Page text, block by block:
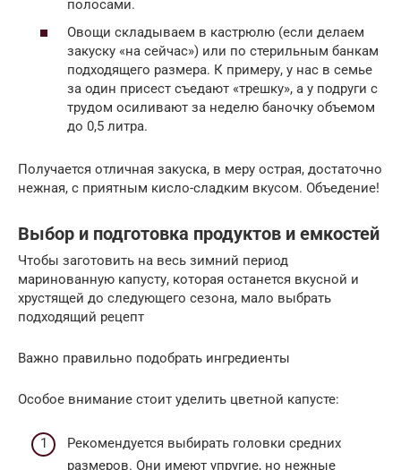
полосами.
Овощи складываем в кастрюлю (если делаем
закуску «на сейчас») или по стерильным банкам
подходящего размера. К примеру, у нас в семье
за один присест съедают «трешку», а у подруги с
трудом осиливают за неделю баночку объемом
до 0,5 литра.
Получается отличная закуска, в меру острая, достаточно
нежная, с приятным кисло-сладким вкусом. Объедение!
Выбор и подготовка продуктов и емкостей
Чтобы заготовить на весь зимний период
маринованную капусту, которая останется вкусной и
хрустящей до следующего сезона, мало выбрать
подходящий рецепт
Важно правильно подобрать ингредиенты
Особое внимание стоит уделить цветной капусте:
Рекомендуется выбирать головки средних
размеров. Они имеют упругие, но нежные